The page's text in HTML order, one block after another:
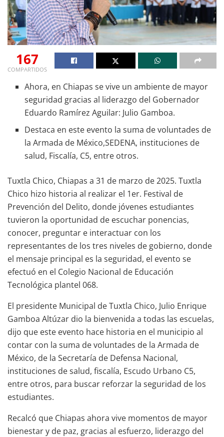
167
COMPARTIDOS
Ahora, en Chiapas se vive un ambiente de mayor
seguridad gracias al liderazgo del Gobernador
Eduardo Ramírez Aguilar: Julio Gamboa.
Destaca en este evento la suma de voluntades de
la Armada de México,SEDENA, instituciones de
salud, Fiscalía, C5, entre otros.
Tuxtla Chico, Chiapas a 31 de marzo de 2025. Tuxtla
Chico hizo historia al realizar el 1er. Festival de
Prevención del Delito, donde jóvenes estudiantes
tuvieron la oportunidad de escuchar ponencias,
conocer, preguntar e interactuar con los
representantes de los tres niveles de gobierno, donde
el mensaje principal es la seguridad, el evento se
efectuó en el Colegio Nacional de Educación
Tecnológica plantel 068.
El presidente Municipal de Tuxtla Chico, Julio Enrique
Gamboa Altúzar dio la bienvenida a todas las escuelas,
dijo que este evento hace historia en el municipio al
contar con la suma de voluntades de la Armada de
México, de la Secretaría de Defensa Nacional,
instituciones de salud, fiscalía, Escudo Urbano C5,
entre otros, para buscar reforzar la seguridad de los
estudiantes.
Recalcó que Chiapas ahora vive momentos de mayor
bienestar y de paz, gracias al esfuerzo, liderazgo del